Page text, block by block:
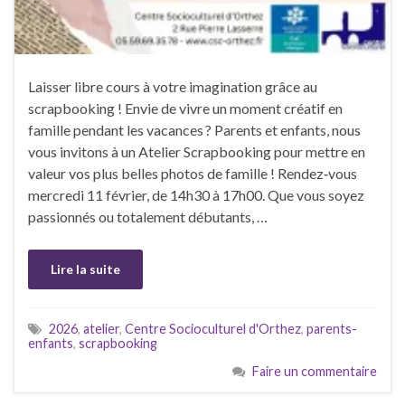
Laisser libre cours à votre imagination grâce au
scrapbooking ! Envie de vivre un moment créatif en
famille pendant les vacances ? Parents et enfants, nous
vous invitons à un Atelier Scrapbooking pour mettre en
valeur vos plus belles photos de famille ! Rendez‑vous
mercredi 11 février, de 14h30 à 17h00. Que vous soyez
passionnés ou totalement débutants, …
Lire la suite
2026, atelier, Centre Socioculturel d'Orthez, parents-
enfants, scrapbooking
Faire un commentaire